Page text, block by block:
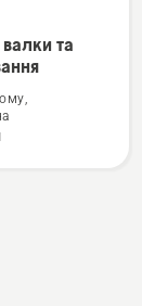
та